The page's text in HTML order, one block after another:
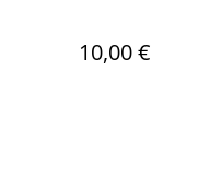
10,00 €